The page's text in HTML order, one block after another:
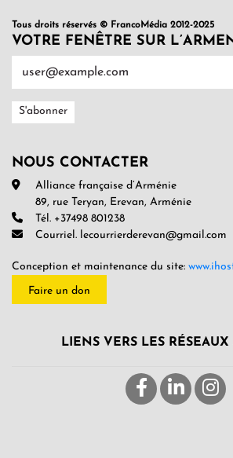
Tous droits réservés © FrancoMédia 2012-2025
VOTRE FENÊTRE SUR
NOUS CONTACTER
Alliance française d’Arménie
89, rue Teryan, Erevan, Arménie
Tél. +37498 801238
Courriel. lecourrierderevan@gmail.com
Conception et maintenance du site:
Faire un don
LIENS VERS LES RÉSEAUX